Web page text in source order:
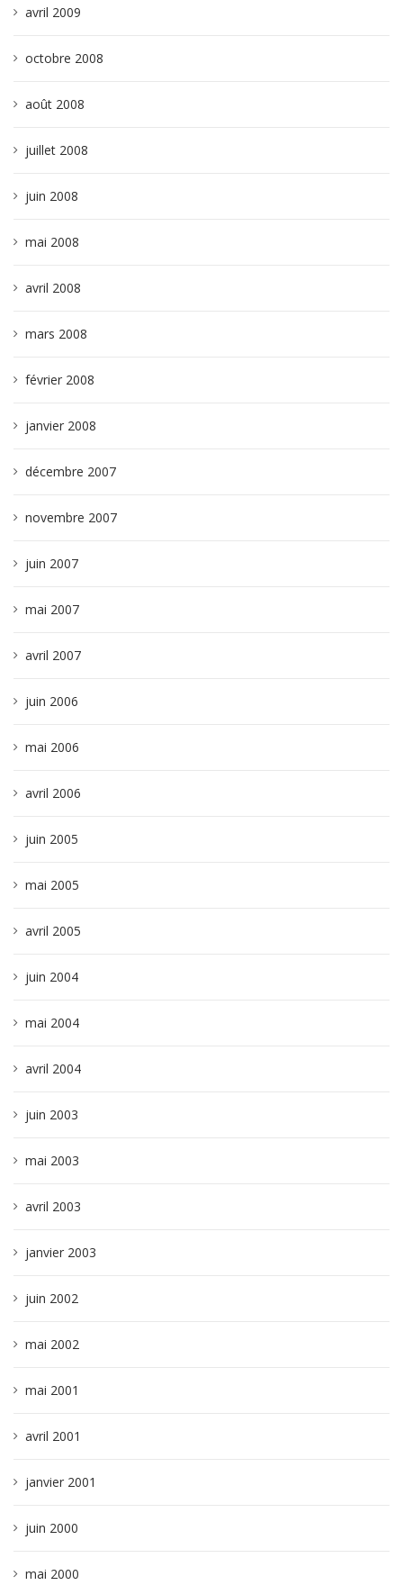
avril 2009
octobre 2008
août 2008
juillet 2008
juin 2008
mai 2008
avril 2008
mars 2008
février 2008
janvier 2008
décembre 2007
novembre 2007
juin 2007
mai 2007
avril 2007
juin 2006
mai 2006
avril 2006
juin 2005
mai 2005
avril 2005
juin 2004
mai 2004
avril 2004
juin 2003
mai 2003
avril 2003
janvier 2003
juin 2002
mai 2002
mai 2001
avril 2001
janvier 2001
juin 2000
mai 2000